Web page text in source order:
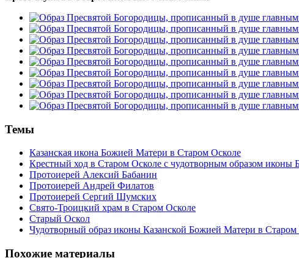
Темы
Казанская икона Божией Матери в Старом Осколе
Крестный ход в Старом Осколе с чудотворным образом иконы
Протоиерей Алексий Бабанин
Протоиерей Андрей Филатов
Протоиерей Сергий Шумских
Свято-Троицкий храм в Старом Осколе
Старый Оскол
Чудотворный образ иконы Казанской Божией Матери в Старом
Похожие материалы